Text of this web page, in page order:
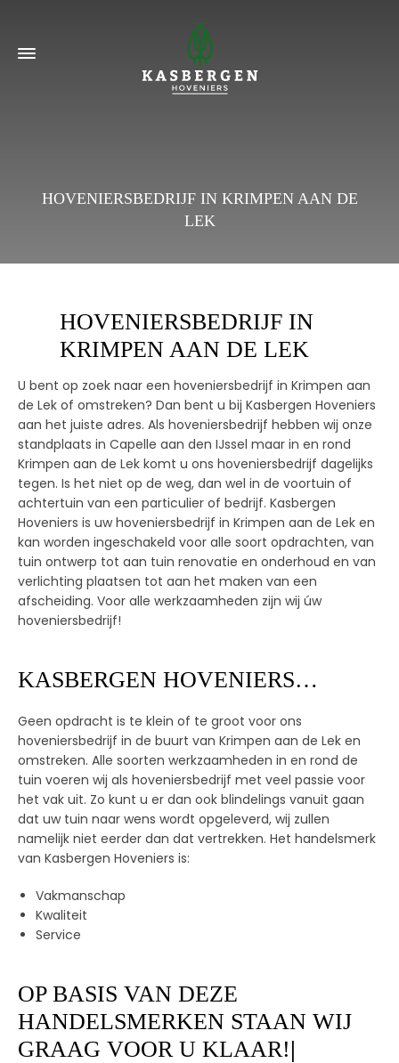
HOVENIERSBEDRIJF IN KRIMPEN AAN DE
LEK
HOVENIERSBEDRIJF IN
KRIMPEN AAN DE LEK
U bent op zoek naar een hoveniersbedrijf in Krimpen aan
de Lek of omstreken? Dan bent u bij Kasbergen Hoveniers
aan het juiste adres. Als hoveniersbedrijf hebben wij onze
standplaats in Capelle aan den IJssel maar in en rond
Krimpen aan de Lek komt u ons hoveniersbedrijf dagelijks
tegen. Is het niet op de weg, dan wel in de voortuin of
achtertuin van een particulier of bedrijf. Kasbergen
Hoveniers is uw hoveniersbedrijf in Krimpen aan de Lek en
kan worden ingeschakeld voor alle soort opdrachten, van
tuin ontwerp tot aan tuin renovatie en onderhoud en van
verlichting plaatsen tot aan het maken van een
afscheiding. Voor alle werkzaamheden zijn wij úw
hoveniersbedrijf!
KASBERGEN HOVENIERS…
Geen opdracht is te klein of te groot voor ons
hoveniersbedrijf in de buurt van Krimpen aan de Lek en
omstreken. Alle soorten werkzaamheden in en rond de
tuin voeren wij als hoveniersbedrijf met veel passie voor
het vak uit. Zo kunt u er dan ook blindelings vanuit gaan
dat uw tuin naar wens wordt opgeleverd, wij zullen
namelijk niet eerder dan dat vertrekken. Het handelsmerk
van Kasbergen Hoveniers is:
Vakmanschap
Kwaliteit
Service
OP BASIS VAN DEZE
HANDELSMERKEN STAAN WIJ
GRAAG VOOR U KLAAR!|